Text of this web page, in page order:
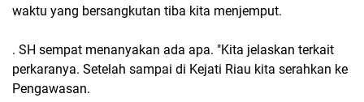
waktu yang bersangkutan tiba kita menjemput.
. SH sempat menanyakan ada apa. "Kita jelaskan terkait
perkaranya. Setelah sampai di Kejati Riau kita serahkan ke
Pengawasan.